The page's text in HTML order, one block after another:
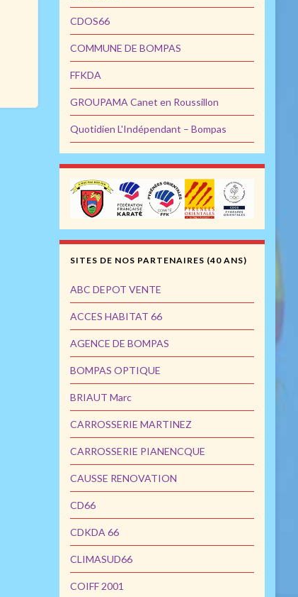
CDOS66
COMMUNE DE BOMPAS
FFKDA
GROUPAMA Canet en Roussillon
Quotidien L'Indépendant – Bompas
SITES DE NOS PARTENAIRES (40 ANS)
ABC DEPOT VENTE
ACCES HABITAT 66
AGENCE DE BOMPAS
BOMPAS OPTIQUE
BRIAUT Marc
CARROSSERIE MARTINEZ
CARROSSERIE PIANENCQUE
CAUSSE RENOVATION
CD66
CDKDA 66
CLIMASUD66
COIFF 2001